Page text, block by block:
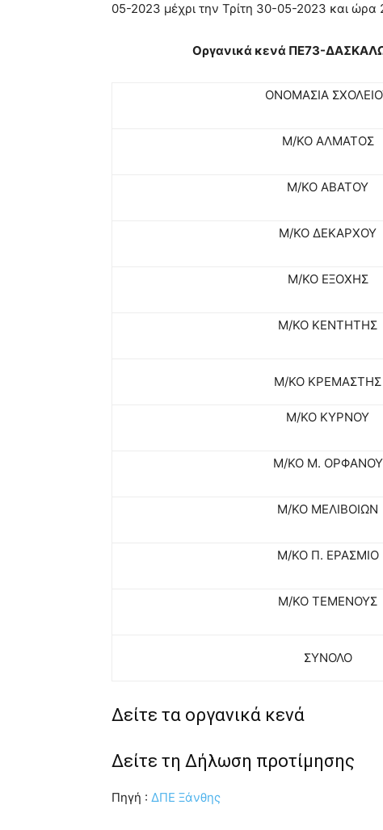
05-2023 μέχρι την Τρίτη 30-05-2023 και
Οργανικά κενά ΠΕ73-
ΟΝΟΜΑΣΙΑ
Μ/ΚΟ ΑΛΜΑΤΟΣ
Μ/ΚΟ ΑΒΑΤΟΥ
Μ/ΚΟ ΔΕΚΑΡΧΟΥ
Μ/ΚΟ ΕΞΟΧΗΣ
Μ/ΚΟ ΚΕΝΤΗΤΗΣ
Μ/ΚΟ ΚΡΕΜΑΣΤΗΣ
Μ/ΚΟ ΚΥΡΝΟΥ
Μ/ΚΟ Μ. ΟΡΦΑΝΟΥ
Μ/ΚΟ ΜΕΛΙΒΟΙΩΝ
Μ/ΚΟ Π. ΕΡΑΣΜΙΟ
Μ/ΚΟ ΤΕΜΕΝΟΥΣ
ΣΥΝΟΛΟ
Δείτε τα οργανικά κενά
Δείτε τη Δήλωση προτίμησης
Πηγή : ΔΠΕ Ξάνθης